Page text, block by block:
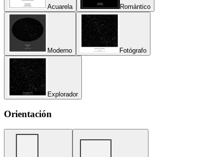
Acuarela Romántico
Moderno Fotógrafo
Explorador
Orientación